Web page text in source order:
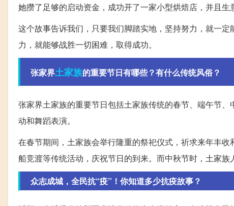
她攒了足够的启动资金，成功开了一家小型烘焙店，并且生
这个故事告诉我们，只要我们脚踏实地，坚持努力，就一
力，就能够战胜一切困难，取得成功。
张家界土家族的重要节日有哪些？有什么传统风俗？
张家界土家族的重要节日包括土家族传统的春节、端午节
动和舞蹈表演。
在春节期间，土家族会举行隆重的祭祀仪式，祈求来年丰
船竞渡等传统活动，庆祝节日的到来。而中秋节时，土家族
众志成城，全民抗“疫”！你知道多少抗疫故事？